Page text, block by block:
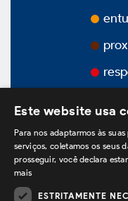
Governança
Visão
Estatuto
Estrutura
Este website usa
Para nos adaptarmos às
serviços, coletamos os seus
prosseguir, você declara
mais
ESTRITAMENTE